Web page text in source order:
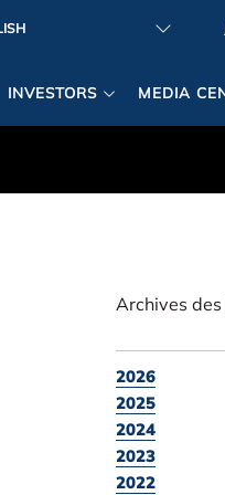
INVESTORS MEDIA
Archives
2026
2025
2024
2023
2022